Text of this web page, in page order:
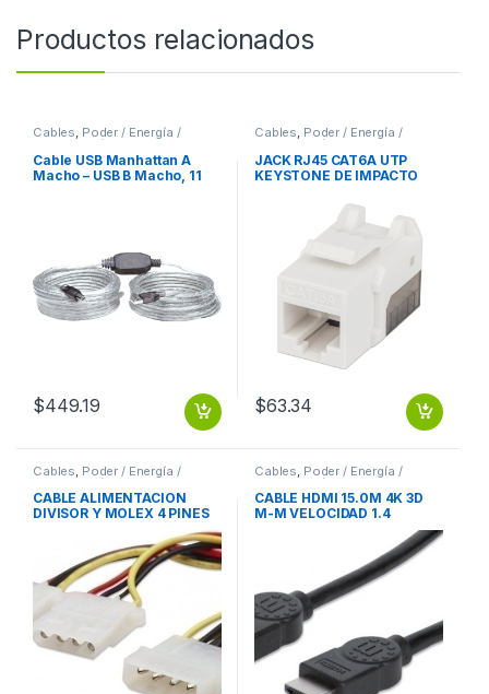
Productos relacionados
Cables, Poder / Energía /
Alimentación
Cable USB Manhattan A
Macho – USB B Macho, 11
$449.19
Cables, Poder / Energía /
Alimentación
JACK RJ45 CAT6A UTP
KEYSTONE DE IMPACTO
$63.34
Cables Poder / Energía /
Alimentación
CABLE ALIMENTACION
DIVISOR Y MOLEX 4 PINES
A DUAL MOLEX HEMBRA
MOLEX 4 PINES A DUAL
MOLEX HEMBRA
Cables Poder / Energía /
Alimentación
CABLE HDMI 15.0M 4K 3D
M-M VELOCIDAD 1.4
MONITOR TV PROYECTOR
VELOCIDAD 1.4 MONITOR